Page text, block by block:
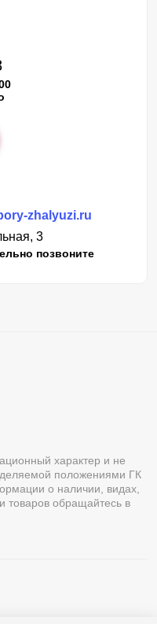
zhalyuzi.ru
3
позвоните
характер и не
положениями ГК
о наличии, видах,
товаров обращайтесь в